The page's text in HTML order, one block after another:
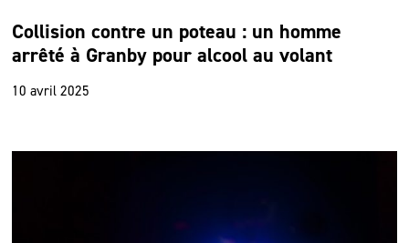
Collision contre un poteau : un homme
arrêté à Granby pour alcool au volant
10 avril 2025